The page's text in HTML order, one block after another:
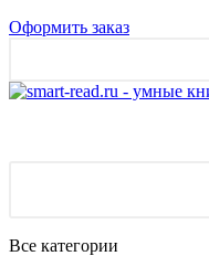
Оформить заказ
Все категории